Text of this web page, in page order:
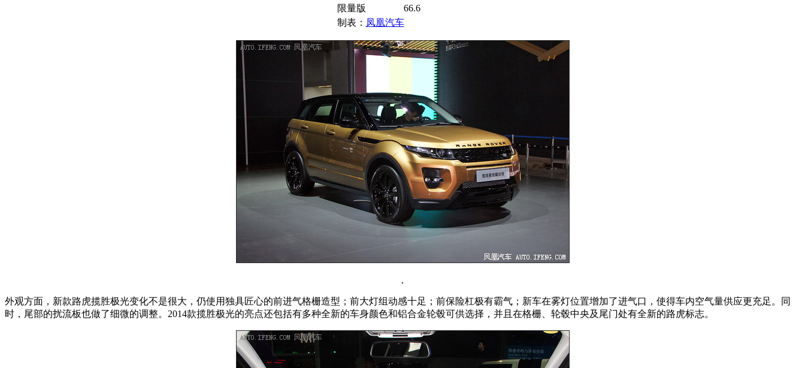
限量版
66.6
制表： 凤凰汽车
外观方面，新款路虎揽胜极光变化不是很大，仍使用独具匠心的前进气格栅造型；前大灯组动感十足；前保险杠极有霸气；新车在雾灯位置增加了进气口，使得车内空气量供应更充足。同
时，尾部的扰流板也做了细微的调整。2014款揽胜极光的亮点还包括有多种全新的车身颜色和铝合金轮毂可供选择，并且在格栅、轮毂中央及尾门处有全新的路虎标志。